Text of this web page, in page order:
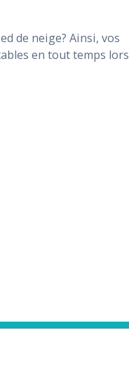
de neige? Ainsi, vos
en tout temps lors